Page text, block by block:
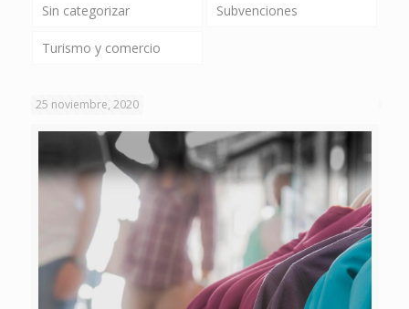
Sin categorizar Subvenciones
Turismo y comercio
25 noviembre, 2020